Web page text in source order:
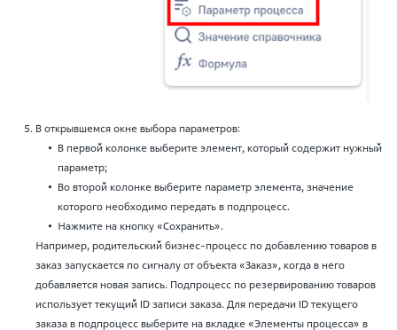
В открывшемся окне выбора параметров:
В первой колонке выберите элемент, который содержит нужный
параметр;
Во второй колонке выберите параметр элемента, значение
которого необходимо передать в подпроцесс.
Нажмите на кнопку «Сохранить».
Например, родительский бизнес-процесс по добавлению товаров в
заказ запускается по сигналу от объекта «Заказ», когда в него
добавляется новая запись. Подпроцесс по резервированию товаров
использует текущий ID записи заказа. Для передачи ID текущего
заказа в подпроцесс выберите на вкладке «Элементы процесса» в